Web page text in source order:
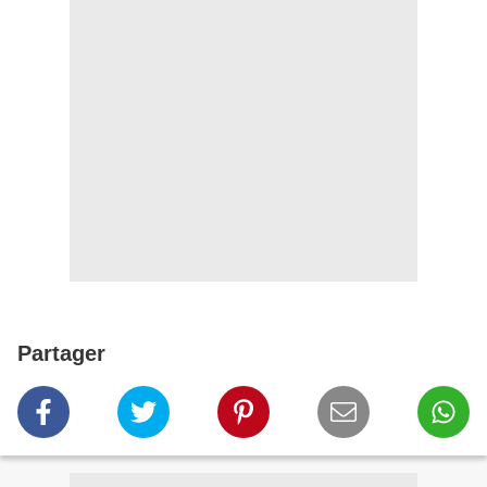
Partager